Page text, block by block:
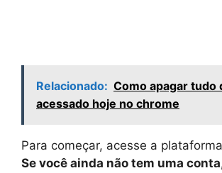
Relacionado: Como apagar tudo
acessado hoje no chrome
Para começar, acesse a
Se você ainda não tem uma